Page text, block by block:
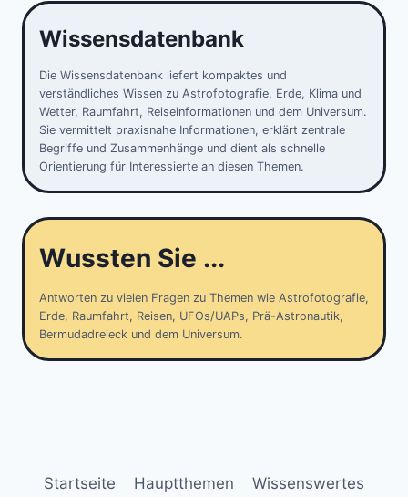
Wissensdatenbank
Die Wissensdatenbank liefert kompaktes und
verständliches Wissen zu Astrofotografie, Erde, Klima und
Wetter, Raumfahrt, Reiseinformationen und dem Universum.
Sie vermittelt praxisnahe Informationen, erklärt zentrale
Begriffe und Zusammenhänge und dient als schnelle
Orientierung für Interessierte an diesen Themen.
Wussten Sie ...
Antworten zu vielen Fragen zu Themen wie Astrofotografie,
Erde, Raumfahrt, Reisen, UFOs/UAPs, Prä-Astronautik,
Bermudadreieck und dem Universum.
Startseite Hauptthemen Wissenswertes